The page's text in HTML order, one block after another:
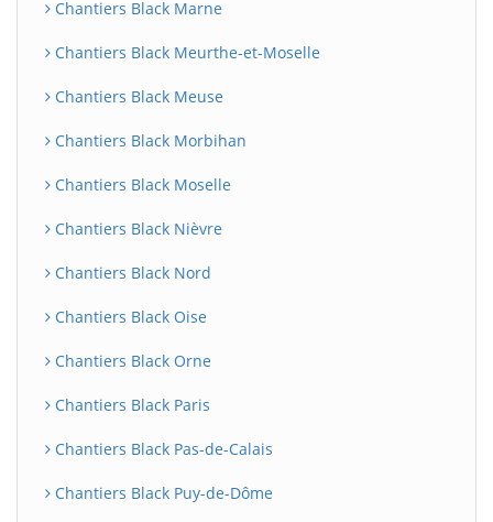
Chantiers Black Marne
Chantiers Black Meurthe-et-Moselle
Chantiers Black Meuse
Chantiers Black Morbihan
Chantiers Black Moselle
Chantiers Black Nièvre
Chantiers Black Nord
Chantiers Black Oise
Chantiers Black Orne
Chantiers Black Paris
Chantiers Black Pas-de-Calais
Chantiers Black Puy-de-Dôme